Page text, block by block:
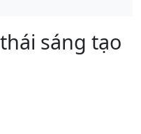
sáng tạo